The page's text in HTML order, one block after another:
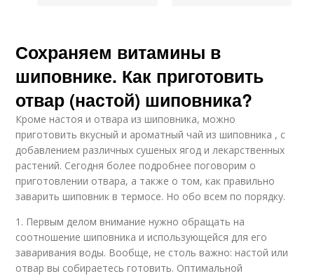
Сохраняем витамины в
шиповнике. Как приготовить
отвар (настой) шиповника?
Кроме настоя и отвара из шиповника, можно
приготовить вкусный и ароматный чай из шиповника , с
добавлением различных сушеных ягод и лекарственных
растений. Сегодня более подробнее поговорим о
приготовлении отвара, а также о том, как правильно
заварить шиповник в термосе. Но обо всем по порядку.
1. Первым делом внимание нужно обращать на
соотношение шиповника и использующейся для его
заваривания воды. Вообще, не столь важно: настой или
отвар вы собираетесь готовить. Оптимальной